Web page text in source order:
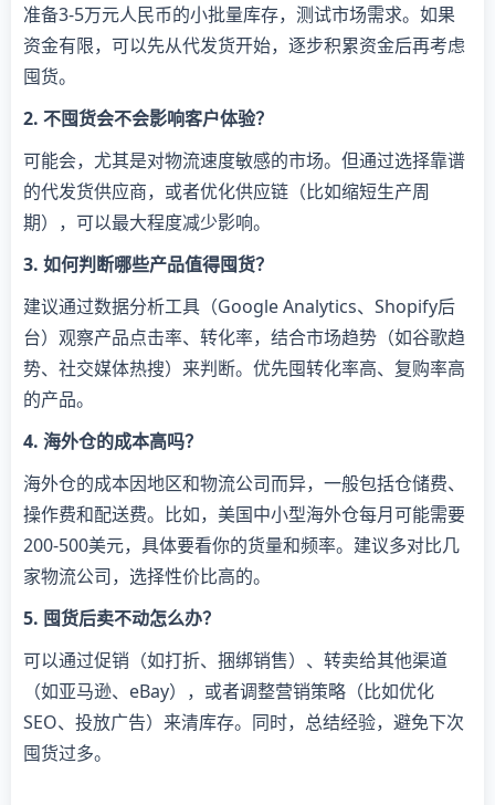
准备3-5万元人民币的小批量库存，测试市场需求。如果
资金有限，可以先从代发货开始，逐步积累资金后再考虑
囤货。
2. 不囤货会不会影响客户体验？
可能会，尤其是对物流速度敏感的市场。但通过选择靠谱
的代发货供应商，或者优化供应链（比如缩短生产周
期），可以最大程度减少影响。
3. 如何判断哪些产品值得囤货？
建议通过数据分析工具（Google Analytics、Shopify后
台）观察产品点击率、转化率，结合市场趋势（如谷歌趋
势、社交媒体热搜）来判断。优先囤转化率高、复购率高
的产品。
4. 海外仓的成本高吗？
海外仓的成本因地区和物流公司而异，一般包括仓储费、
操作费和配送费。比如，美国中小型海外仓每月可能需要
200-500美元，具体要看你的货量和频率。建议多对比几
家物流公司，选择性价比高的。
5. 囤货后卖不动怎么办？
可以通过促销（如打折、捆绑销售）、转卖给其他渠道
（如亚马逊、eBay），或者调整营销策略（比如优化
SEO、投放广告）来清库存。同时，总结经验，避免下次
囤货过多。